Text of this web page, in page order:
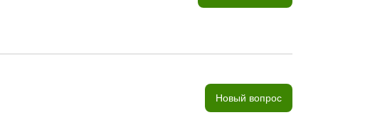
Новый вопрос